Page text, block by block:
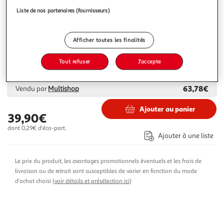
Plus d'options
Livraison dès 1/2 semaines
4,99€
Plus d'options
Vendu parMultishop 63,78€
39,90€
dont 0,29€ d'éco-part.
Ajouter au panier
Ajouter à une liste
Le prix du produit, les avantages promotionnels éventuels et les frais de
livraison ou de retrait sont susceptibles de varier en fonction du mode
d'achat choisi (voir détails et présélection ici)
Liste de nos partenaires (fournisseurs)
Afficher toutes les finalités
Tout refuser J'accepte